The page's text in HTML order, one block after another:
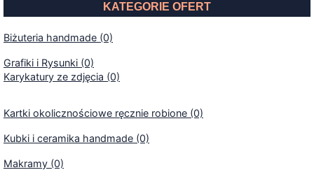
KATEGORIE OFERT
Biżuteria handmade (0)
Grafiki i Rysunki (0)
Karykatury ze zdjęcia (0)
Kartki okolicznościowe ręcznie robione (0)
Kubki i ceramika handmade (0)
Makramy (0)